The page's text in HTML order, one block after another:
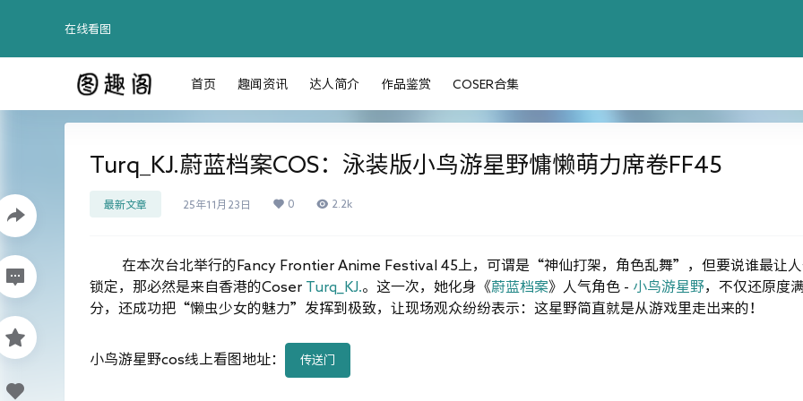
在线看图
首页 趣闻资讯 达人简介 作品鉴赏 COSER合集
Turq_KJ.蔚蓝档案COS：泳装版小鸟游星野慵懒萌力席卷FF45
最新文章 25年11月23日 0 2.2k
在本次台北举行的Fancy Frontier Anime Festival 45上，可谓是“神仙打架，角色乱舞”，但要说谁最让
锁定，那必然是来自香港的Coser Turq_KJ. 。这一次，她化身《蔚蓝档案》人气角色 - 小鸟游星野，不仅还原度
分，还成功把“懒虫少女的魅力”发挥到极致，让现场观众纷纷表示：这星野简直就是从游戏里走出来的！
小鸟游星野cos线上看图地址： 传送门